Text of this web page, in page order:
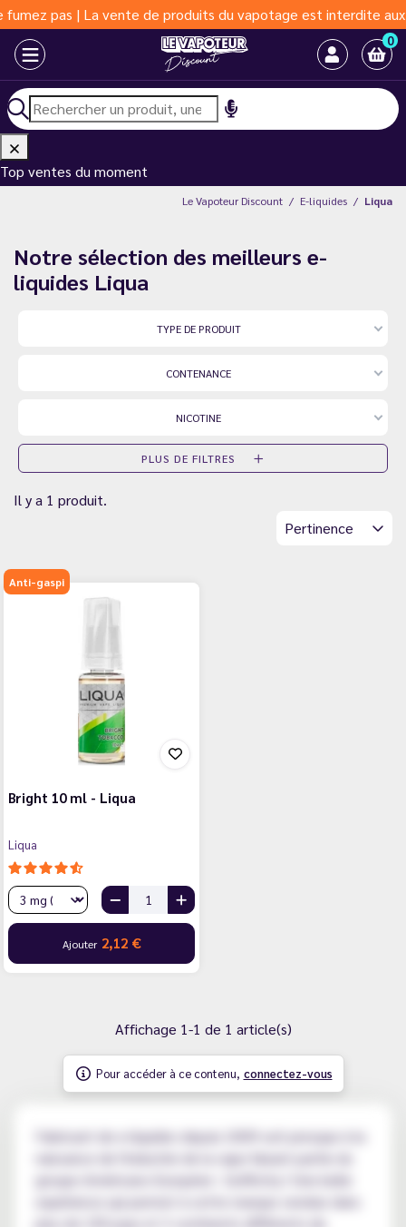
pas | La vente de produits du vapotage est interdite aux
0
Top ventes du moment
Le Vapoteur Discount E-liquides Liqua
Notre sélection des meilleurs e-
liquides Liqua
TYPE DE PRODUIT
CONTENANCE
NICOTINE
PLUS DE FILTRES
Il y a 1 produit.
Pertinence
Anti-gaspi
Bright 10 ml - Liqua
Liqua
Ajouter 2,12 €
Affichage 1-1 de 1 article(s)
Pour accéder à ce contenu, connectez-vous
Fabricant de e-liquides depuis 2009 soit presque à la
naissance de l'industrie de la vape faisant partie du